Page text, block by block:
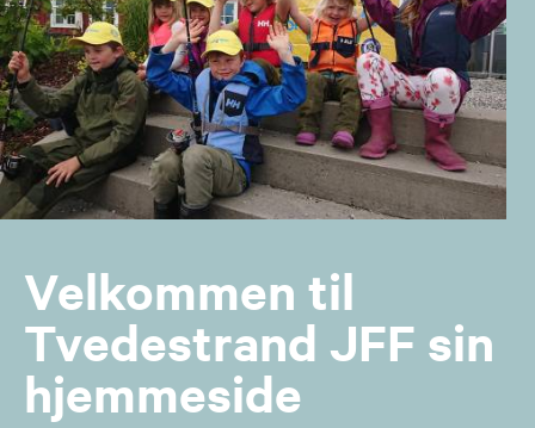
Velkommen til
Tvedestrand JFF sin
hjemmeside